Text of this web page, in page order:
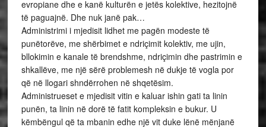
evropiane dhe e kanë kulturën e jetës kolektive, hezitojnë
të paguajnë. Dhe nuk janë pak…
Administrimi i mjedisit lidhet me pagën modeste të
punëtorëve, me shërbimet e ndriçimit kolektiv, me ujin,
bllokimin e kanale të brendshme, ndriçimin dhe pastrimin e
shkallëve, me një sërë problemesh në dukje të vogla por
që në llogari shndërrohen në shqetësim.
Administrueset e mjedisit vitin e kaluar ishin gati ta linin
punën, ta linin në dorë të fatit kompleksin e bukur. U
këmbëngul që ta mbanin edhe një vit duke lënë mënjanë